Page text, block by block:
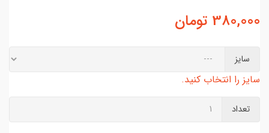
380,000 تومان
سایز
سایز را انتخاب کنید.
تعداد